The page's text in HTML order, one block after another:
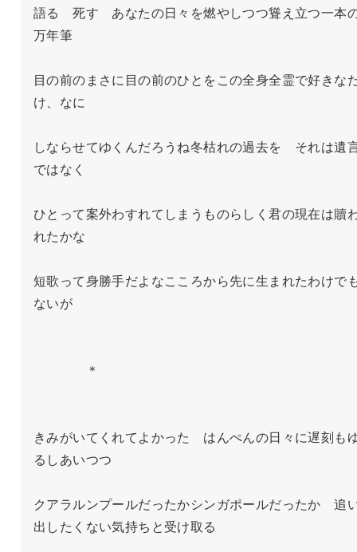
語る　死す　あなたの日々を燃やしつつ聳え立つ一本
万年筆
目の前のまさに目の前のひとをこの全身全霊で好きな
け、なに
しならせてゆくんだろうね冬枯れの過去を　それは遺
ではなく
ひとって案外わすれてしまうものらしく君の現在は贖
れたかな
短歌って身勝手だよなこころから先に生まれたわけで
ないが
＊
きみがいてくれてよかった　はんぺんの日々に遅刻も
るしあいつつ
クアラルンプールだったかシンガポールだったか　追
出したくない気持ちと受け取る